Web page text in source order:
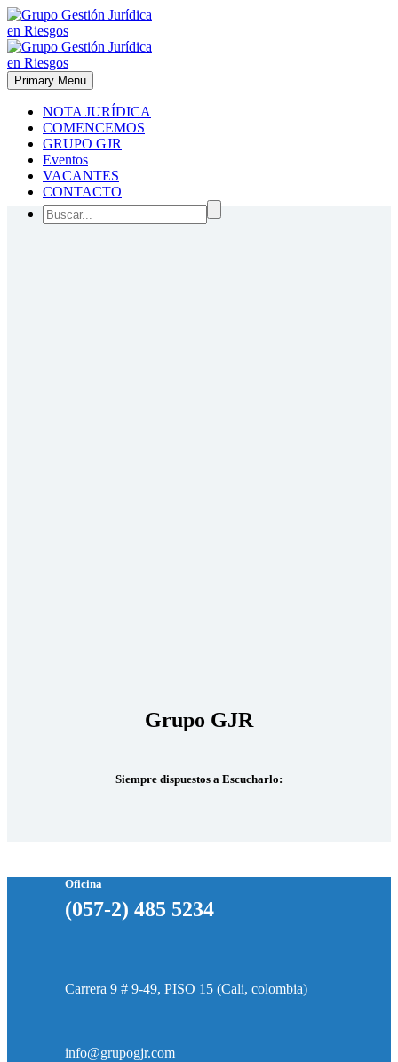
Primary Menu
NOTA JURÍDICA
COMENCEMOS
GRUPO GJR
Eventos
VACANTES
CONTACTO
Grupo GJR
Siempre dispuestos a Escucharlo:
Oficina
(057-2) 485 5234
Carrera 9 # 9-49, PISO 15 (Cali, colombia)
info@grupogjr.com